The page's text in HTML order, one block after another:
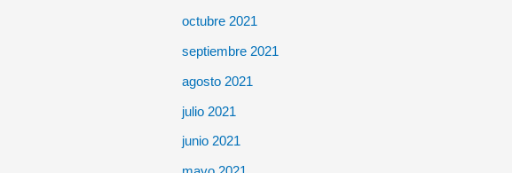
octubre 2021
septiembre 2021
agosto 2021
julio 2021
junio 2021